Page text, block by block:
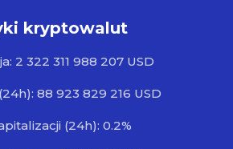
kryptowalut
2 322 311 988 207 USD
88 923 829 216 USD
(24h): 0.2%